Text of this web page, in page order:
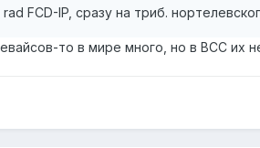
FCD-IP, сразу на триб.
то в мире много, но в ВСС их